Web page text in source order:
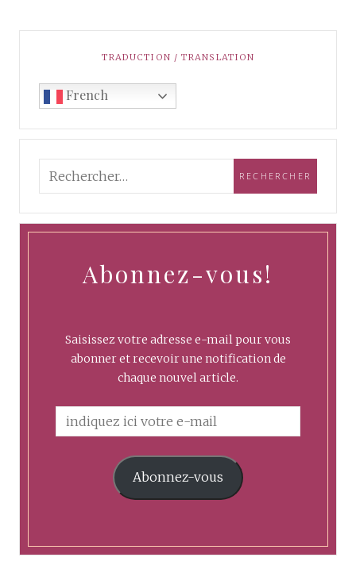
TRADUCTION / TRANSLATION
French
Abonnez-vous!
Saisissez votre adresse e-mail pour vous
abonner et recevoir une notification de
chaque nouvel article.
Abonnez-vous